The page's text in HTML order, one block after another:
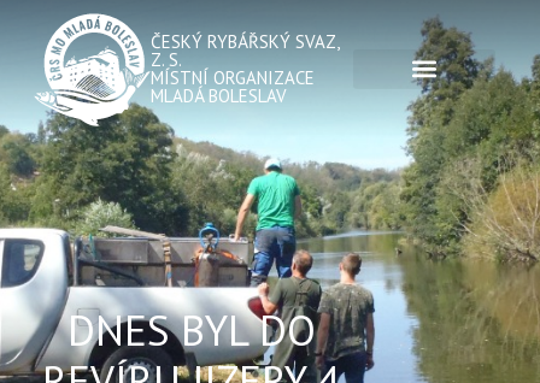
ČESKÝ RYBÁŘSKÝ SVAZ,
Z. S.
MÍSTNÍ ORGANIZACE
MLADÁ BOLESLAV
DNES BYL DO